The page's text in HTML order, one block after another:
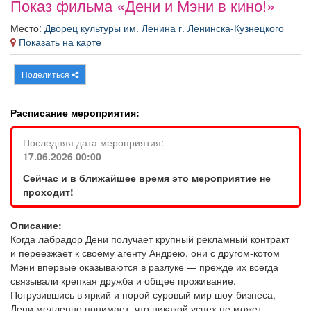
Афиша Обучение Проекты
Товары
ТВ программа Я - пенсионер
Показ фильма «Дени и Мэни в кино!»
Место: Дворец культуры им. Ленина г. Ленинска-Кузнецкого
Показать на карте
Поделиться
Расписание мероприятия:
Последняя дата мероприятия:
17.06.2026 00:00
Сейчас и в ближайшее время это мероприятие не
проходит!
Описание:
Когда лабрадор Дени получает крупный рекламный контракт
и переезжает к своему агенту Андрею, они с другом-котом
Мэни впервые оказываются в разлуке — прежде их всегда
связывали крепкая дружба и общее проживание.
Погрузившись в яркий и порой суровый мир шоу-бизнеса,
Дени медленно понимает, что никакой успех не может